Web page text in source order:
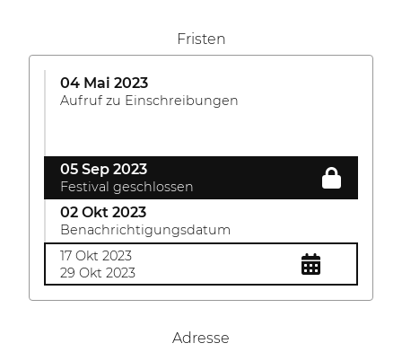
Fristen
04 Mai 2023
Aufruf zu Einschreibungen
05 Sep 2023
Festival geschlossen
02 Okt 2023
Benachrichtigungsdatum
17 Okt 2023
29 Okt 2023
Adresse